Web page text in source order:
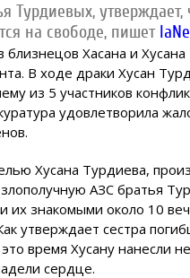
утверждает,
на свободе, пишет
Хасана и
В ходе драки Хусан
из 5 участников
удовлетворила
Хусана Турдиева,
АЗС братья
их знакомыми около 10
утверждает сестра
время Хусану нанесли
сердце.